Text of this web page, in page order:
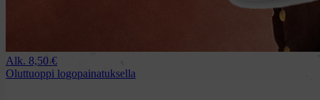
Alk. 8,50€
Oluttuoppi logopainatuksella